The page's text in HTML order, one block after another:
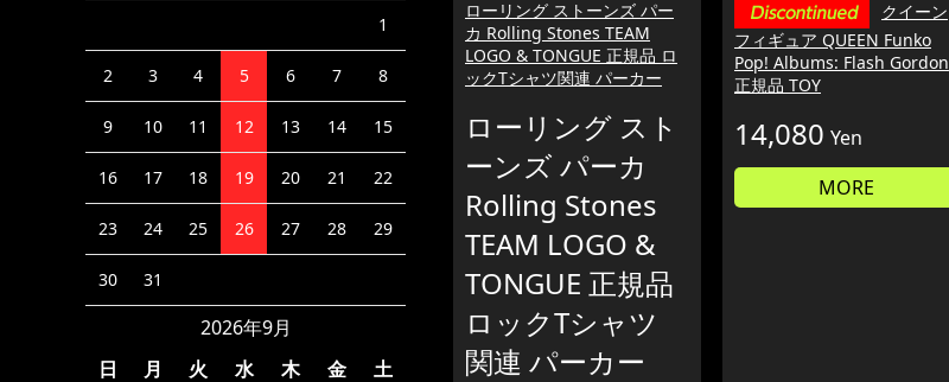
1
2 3 4 5 6 7 8
9 10 11 12 13 14 15
16 17 18 19 20 21 22
23 24 25 26 27 28 29
30 31
2026年9月
日
月 火 水 木 金 土
ローリング ストーンズ パー
カ Rolling Stones TEAM
LOGO & TONGUE 正規品 ロ
ックTシャツ関連 パーカー
ローリング スト
ーンズ パーカ
Rolling Stones
TEAM LOGO &
TONGUE 正規品
ロックTシャツ
関連 パーカー
クイーン
フィギュア QUEEN Funko
Pop! Albums: Flash Gordon
正規品 TOY
14,080 Yen
MORE